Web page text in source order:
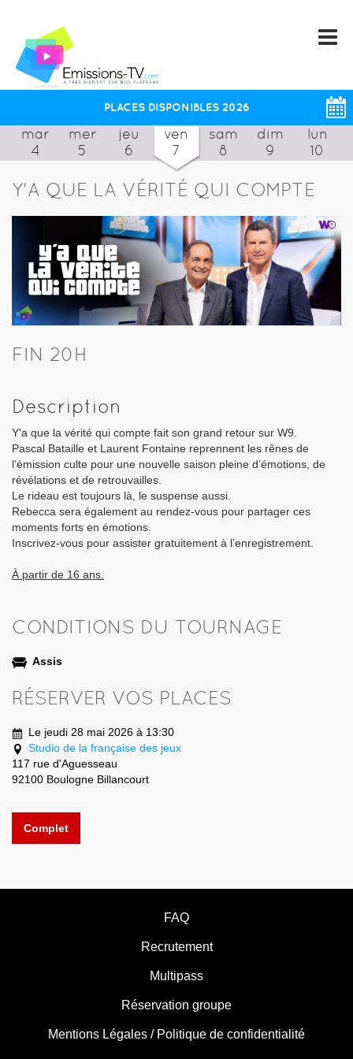
PLACES DISPONIBLES 2026
mar
4
mer
5
jeu
6
ven
7
sam
8
dim
9
lun
10
Y'A QUE LA VÉRITÉ QUI COMPTE
FIN 20H
Description
Y'a que la vérité qui compte fait son grand retour sur W9.
Pascal Bataille et Laurent Fontaine reprennent les rênes de
l’émission culte pour une nouvelle saison pleine d’émotions, de
révélations et de retrouvailles.
Le rideau est toujours là, le suspense aussi.
Rebecca sera également au rendez-vous pour partager ces
moments forts en émotions.
Inscrivez-vous pour assister gratuitement à l’enregistrement.
À partir de 16 ans.
CONDITIONS DU TOURNAGE
Assis
RÉSERVER VOS PLACES
Le jeudi 28 mai 2026 à 13:30
Studio de la française des jeux
117 rue d'Aguesseau
92100 Boulogne Billancourt
Complet
FAQ
Recrutement
Multipass
Réservation groupe
Mentions Légales / Politique de confidentialité